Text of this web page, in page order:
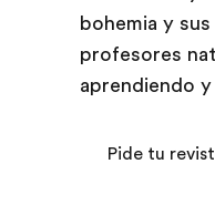
bohemia y
profesores
aprendiendo
Pide tu